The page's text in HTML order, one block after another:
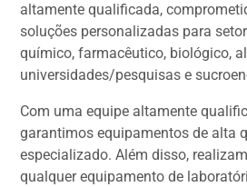
altamente qualificada,
soluções personalizadas para
químico, farmacêutico, biológico,
universidades/pesquisas e
Com uma equipe altamente
garantimos equipamentos de alta
especializado. Além disso,
qualquer equipamento de